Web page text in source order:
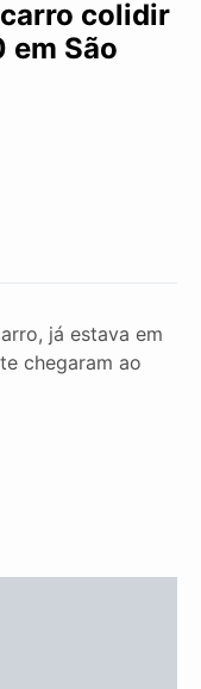
colidir
em São
já estava em
chegaram ao